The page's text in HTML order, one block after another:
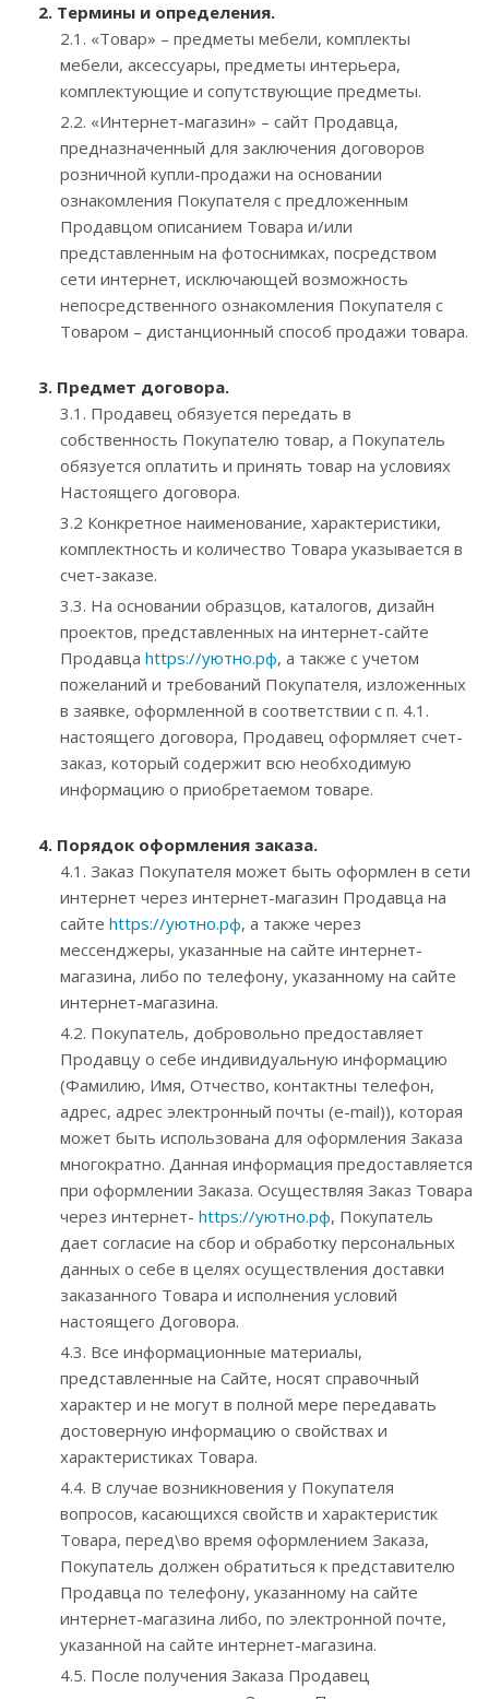
2. Термины и определения.
2.1. «Товар» – предметы мебели, комплекты
мебели, аксессуары, предметы интерьера,
комплектующие и сопутствующие предметы.
2.2. «Интернет-магазин» – сайт Продавца,
предназначенный для заключения договоров
розничной купли-продажи на основании
ознакомления Покупателя с предложенным
Продавцом описанием Товара и/или
представленным на фотоснимках, посредством
сети интернет, исключающей возможность
непосредственного ознакомления Покупателя с
Товаром – дистанционный способ продажи товара.
3. Предмет договора.
3.1. Продавец обязуется передать в
собственность Покупателю товар, а Покупатель
обязуется оплатить и принять товар на условиях
Настоящего договора.
3.2 Конкретное наименование, характеристики,
комплектность и количество Товара указывается в
счет-заказе.
3.3. На основании образцов, каталогов, дизайн
проектов, представленных на интернет-сайте
Продавца https://уютно.рф, а также с учетом
пожеланий и требований Покупателя, изложенных
в заявке, оформленной в соответствии с п. 4.1.
настоящего договора, Продавец оформляет счет-
заказ, который содержит всю необходимую
информацию о приобретаемом товаре.
4. Порядок оформления заказа.
4.1. Заказ Покупателя может быть оформлен в сети
интернет через интернет-магазин Продавца на
сайте https://уютно.рф, а также через
мессенджеры, указанные на сайте интернет-
магазина, либо по телефону, указанному на сайте
интернет-магазина.
4.2. Покупатель, добровольно предоставляет
Продавцу о себе индивидуальную информацию
(Фамилию, Имя, Отчество, контактны телефон,
адрес, адрес электронный почты (e-mail)), которая
может быть использована для оформления Заказа
многократно. Данная информация предоставляется
при оформлении Заказа. Осуществляя Заказ Товара
через интернет- https://уютно.рф, Покупатель
дает согласие на сбор и обработку персональных
данных о себе в целях осуществления доставки
заказанного Товара и исполнения условий
настоящего Договора.
4.3. Все информационные материалы,
представленные на Сайте, носят справочный
характер и не могут в полной мере передавать
достоверную информацию о свойствах и
характеристиках Товара.
4.4. В случае возникновения у Покупателя
вопросов, касающихся свойств и характеристик
Товара, перед\во время оформлением Заказа,
Покупатель должен обратиться к представителю
Продавца по телефону, указанному на сайте
интернет-магазина либо, по электронной почте,
указанной на сайте интернет-магазина.
4.5. После получения Заказа Продавец